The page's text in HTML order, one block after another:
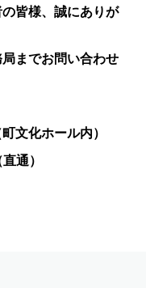
皆様、誠にありが
までお問い合わせ
文化ホール内）
通）